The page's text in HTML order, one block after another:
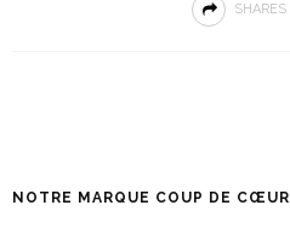
SHARES
NOTRE MARQUE COUP DE CŒUR